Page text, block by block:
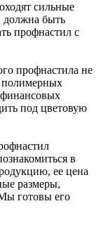
сильные
должна быть
профнастил с
профнастила не
полимерных
под цветовую
в
ее цена
размеры,
готовы его